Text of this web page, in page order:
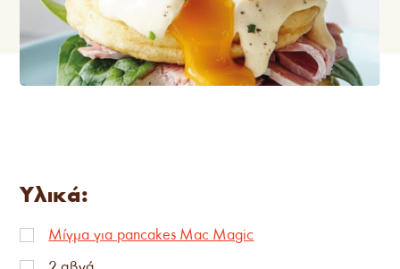
Υλικά:
Μίγμα για pancakes Mac Magic